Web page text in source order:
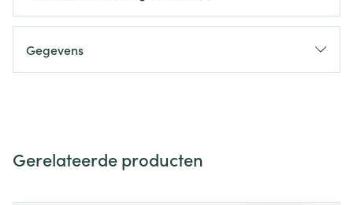
Gegevens
Gerelateerde producten